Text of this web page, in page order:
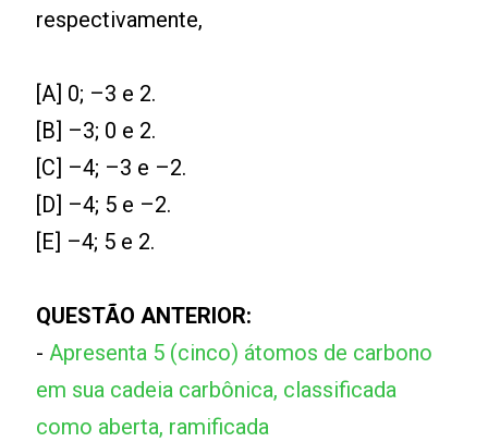
respectivamente,
[A] 0; –3 e 2.
[B] –3; 0 e 2.
[C] –4; –3 e –2.
[D] –4; 5 e –2.
[E] –4; 5 e 2.
QUESTÃO ANTERIOR:
-Apresenta 5 (cinco) átomos de carbono
em sua cadeia carbônica, classificada
como aberta, ramificada